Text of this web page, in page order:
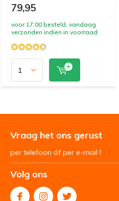
79,95
voor 17:00 besteld, vandaag
verzonden indien in voorraad
Vraag het ons gerust
per telefoon óf per e-mail !
Volg ons